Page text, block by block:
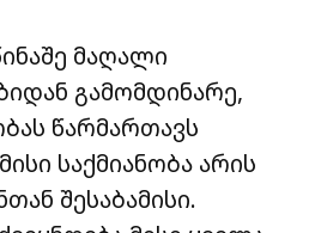
მაღალი
გამომდინარე,
წარმართავს
საქმიანობა არის
შესაბამისი.